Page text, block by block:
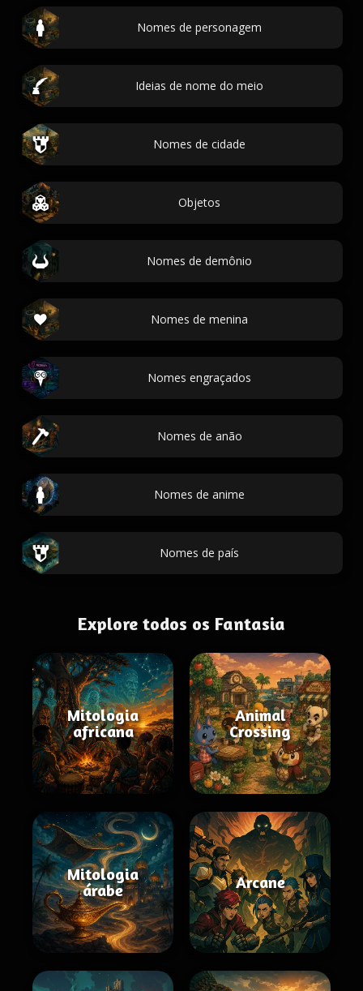
Nomes de personagem
Ideias de nome do meio
Nomes de cidade
Objetos
Nomes de demônio
Nomes de menina
Nomes engraçados
Nomes de anão
Nomes de anime
Nomes de país
Explore todos os Fantasia
Mitologia
africana
Animal
Crossing
Mitologia
árabe
Arcane